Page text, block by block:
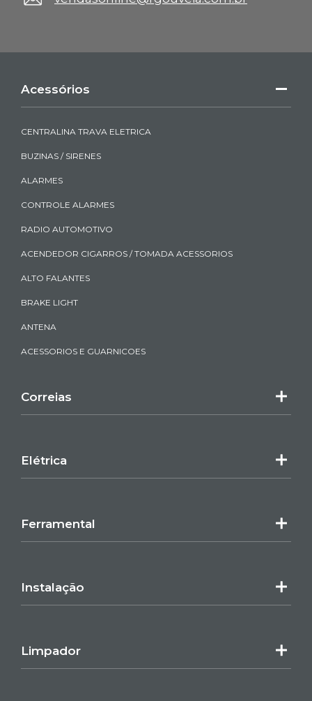
Acessórios
CENTRALINA TRAVA ELETRICA
BUZINAS / SIRENES
ALARMES
CONTROLE ALARMES
RADIO AUTOMOTIVO
ACENDEDOR CIGARROS / TOMADA ACESSORIOS
ALTO FALANTES
BRAKE LIGHT
ANTENA
ACESSORIOS E GUARNICOES
Correias
Elétrica
Ferramental
Instalação
Limpador